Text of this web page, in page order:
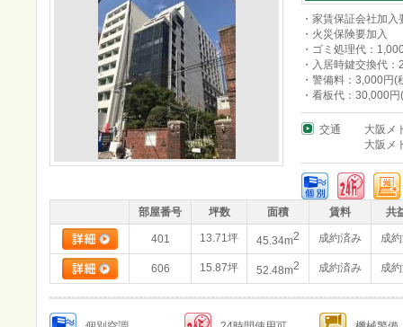
・家賃保証会社加入
・火災保険要加入
・ゴミ処理代：
・入居時鍵交換代
・警備料：3,000円
・看板代：30,000
交通
大阪メ
大阪メ
部屋番号 坪数 面積 賃料 共
401 13.71坪 45.34m2 成約済み 成
606 15.87坪 52.48m2 成約済み 成